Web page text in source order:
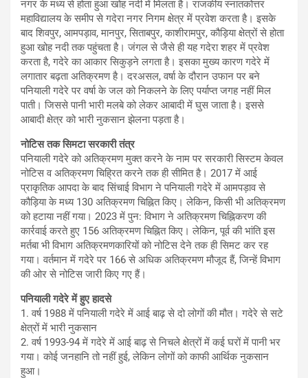
नगर के मध्य से होता हुआ खोह नदी में मिलता है। राजकीय स्नातकोत्तर
महाविद्यालय के समीप से गदेरा नगर निगम क्षेत्र में प्रवेश करता है। इसके
बाद शिवपुर, आमपड़ाव, मानपुर, सिताबपुर, काशीरामपुर, कौड़िया क्षेत्रों से होता
हुआ खोह नदी तक पहुंचता है। जंगल से जैसे ही यह गदेरा शहर में प्रवेश
करता है, गदेरे का आकार सिकुड़ने लगता है। इसका मुख्य कारण गदेरे में
लगातार बढ़ता अतिक्रमण है। दरअसल, वर्षा के दौरान उफान पर बने
पनियाली गदेरे पर वर्षा के जल को निकलने के लिए पर्याप्त जगह नहीं मिल
पाती। जिससे पानी भारी मलबे को लेकर आबादी में घुस जाता है। इससे
आबादी क्षेत्र को भारी नुकसान झेलना पड़ता है।
नोटिस तक सिमटा सरकारी तंत्र
पनियाली गदेरे को अतिक्रमण मुक्त करने के नाम पर सरकारी सिस्टम केवल
नोटिस व अतिक्रमण चिह्रित करने तक ही सीमित है। 2017 में आई
प्राकृतिक आपदा के बाद सिंचाई विभाग ने पनियाली गदेरे में आमपड़ाव से
कौड़िया के मध्य 130 अतिक्रमण चिह्नित किए। लेकिन, किसी भी अतिक्रमण
को हटाया नहीं गया। 2023 में पुन: विभाग ने अतिक्रमण चिह्निकरण की
कार्रवाई करते हुए 156 अतिक्रमण चिह्नित किए। लेकिन, पूर्व की भांति इस
मर्तबा भी विभाग अतिक्रमणकारियों को नोटिस देने तक ही सिमट कर रह
गया। वर्तमान में गदेरे पर 166 से अधिक अतिक्रमण मौजूद हैं, जिन्हें विभाग
की ओर से नोटिस जारी किए गए हैं।
पनियाली गदेरे में हुए हादसे
1. वर्ष 1988 में पनियाली गदेरे में आई बाढ़ से दो लोगों की मौत। गदेरे से सटे
क्षेत्रों में भारी नुकसान
2. वर्ष 1993-94 में गदेरे में आई बाढ़ से निचले क्षेत्रों में कई घरों में पानी भर
गया। कोई जनहानि तो नहीं हुई, लेकिन लोगों को काफी आर्थिक नुकसान
हुआ।